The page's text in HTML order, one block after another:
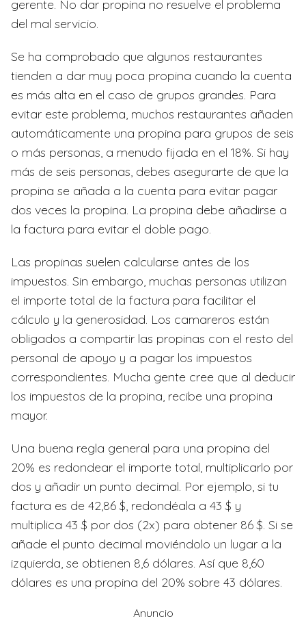
gerente. No dar propina no resuelve el problema
del mal servicio.
Se ha comprobado que algunos restaurantes
tienden a dar muy poca propina cuando la cuenta
es más alta en el caso de grupos grandes. Para
evitar este problema, muchos restaurantes añaden
automáticamente una propina para grupos de seis
o más personas, a menudo fijada en el 18%. Si hay
más de seis personas, debes asegurarte de que la
propina se añada a la cuenta para evitar pagar
dos veces la propina. La propina debe añadirse a
la factura para evitar el doble pago.
Las propinas suelen calcularse antes de los
impuestos. Sin embargo, muchas personas utilizan
el importe total de la factura para facilitar el
cálculo y la generosidad. Los camareros están
obligados a compartir las propinas con el resto del
personal de apoyo y a pagar los impuestos
correspondientes. Mucha gente cree que al deducir
los impuestos de la propina, recibe una propina
mayor.
Una buena regla general para una propina del
20% es redondear el importe total, multiplicarlo por
dos y añadir un punto decimal. Por ejemplo, si tu
factura es de 42,86 $, redondéala a 43 $ y
multiplica 43 $ por dos (2x) para obtener 86 $. Si se
añade el punto decimal moviéndolo un lugar a la
izquierda, se obtienen 8,6 dólares. Así que 8,60
dólares es una propina del 20% sobre 43 dólares.
Anuncio